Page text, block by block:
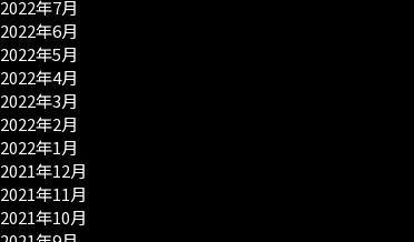
2022年7月
2022年6月
2022年5月
2022年4月
2022年3月
2022年2月
2022年1月
2021年12月
2021年11月
2021年10月